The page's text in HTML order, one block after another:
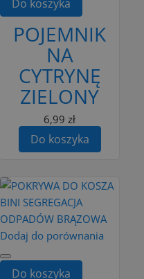
Do koszyka
POJEMNIK
NA
CYTRYNĘ
ZIELONY
6,99 zł
Do koszyka
Dodaj do porównania
Do koszyka